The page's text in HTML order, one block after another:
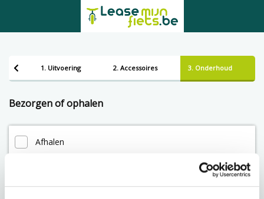
1. Uitvoering 2. Accessoires 3. Onderhoud
Bezorgen of ophalen
Afhalen